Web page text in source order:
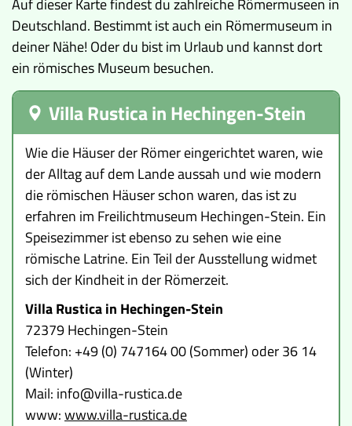
Karte
Quiz
Memospiel
Videos
Mach mit!
Buchtipps
Schulmaterialien
Museen
Auf dieser Karte findest du zahlreiche Römermuseen in
Deutschland. Bestimmt ist auch ein Römermuseum in
deiner Nähe! Oder du bist im Urlaub und kannst dort
ein römisches Museum besuchen.
Villa Rustica in Hechingen-Stein
Wie die Häuser der Römer eingerichtet waren, wie
der Alltag auf dem Lande aussah und wie modern
die römischen Häuser schon waren, das ist zu
erfahren im Freilichtmuseum Hechingen-Stein. Ein
Speisezimmer ist ebenso zu sehen wie eine
römische Latrine. Ein Teil der Ausstellung widmet
sich der Kindheit in der Römerzeit.
Villa Rustica in Hechingen-Stein
72379 Hechingen-Stein
Telefon: +49 (0) 747164 00 (Sommer) oder 36 14
(Winter)
Mail: info@villa-rustica.de
www:www.villa-rustica.de